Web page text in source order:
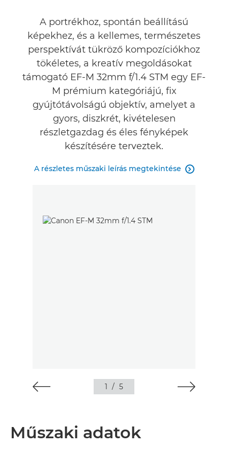
A portrékhoz, spontán beállítású
képekhez, és a kellemes, természetes
perspektívát tükröző kompozíciókhoz
tökéletes, a kreatív megoldásokat
támogató EF-M 32mm f/1.4 STM egy EF-
M prémium kategóriájú, fix
gyújtótávolságú objektív, amelyet a
gyors, diszkrét, kivételesen
részletgazdag és éles fényképek
készítésére terveztek.
A részletes műszaki leírás megtekintése 
1 / 5
Műszaki adatok